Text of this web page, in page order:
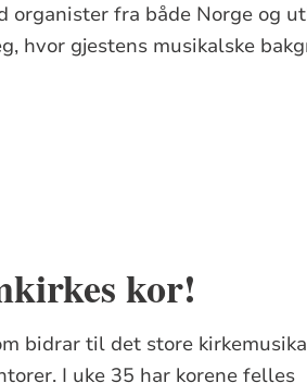
organister fra både Norge og
hvor gjestens musikalske
kor!
bidrar til det store
I uke 35 har korene felles